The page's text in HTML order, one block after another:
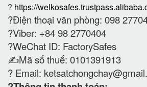
? https://
?Điện thoại văn phòng: 098
?Viber: +84 98 2770404
?WeChat ID: FactorySafes
✍️Mã số thuế: 0101391913
? Email: